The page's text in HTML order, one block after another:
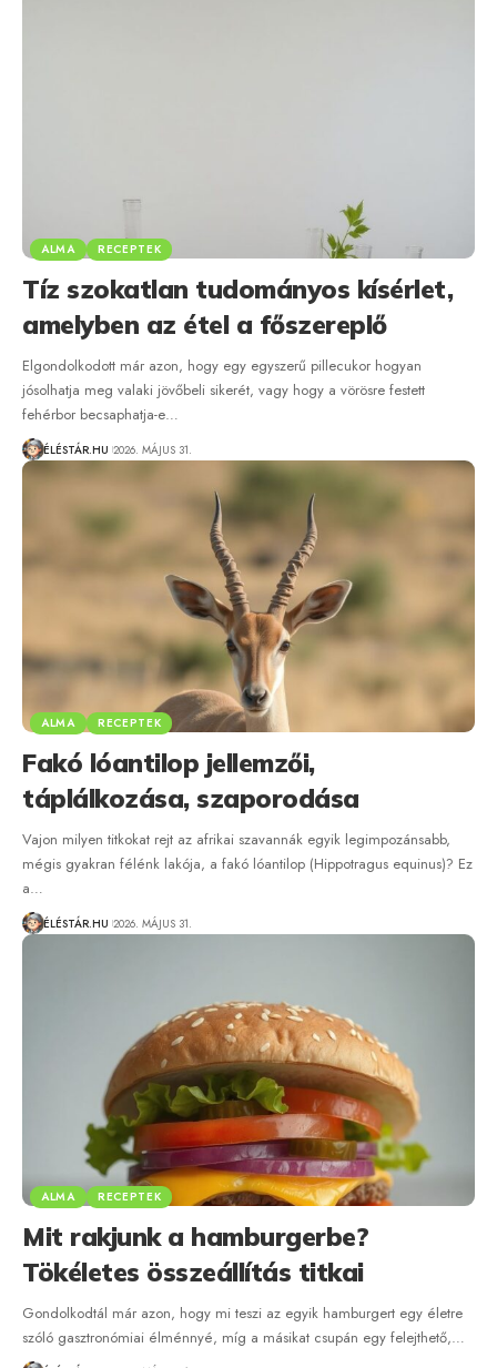
ALMA RECEPTEK
Tíz szokatlan tudományos kísérlet,
amelyben az étel a főszereplő
Elgondolkodott már azon, hogy egy egyszerű pillecukor hogyan
jósolhatja meg valaki jövőbeli sikerét, vagy hogy a vörösre festett
fehérbor becsaphatja-e…
ÉLÉSTÁR.HU 2026. MÁJUS 31.
ALMA RECEPTEK
Fakó lóantilop jellemzői,
táplálkozása, szaporodása
Vajon milyen titkokat rejt az afrikai szavannák egyik legimpozánsabb,
mégis gyakran félénk lakója, a fakó lóantilop (Hippotragus equinus)? Ez
a…
ÉLÉSTÁR.HU 2026. MÁJUS 31.
ALMA RECEPTEK
Mit rakjunk a hamburgerbe?
Tökéletes összeállítás titkai
Gondolkodtál már azon, hogy mi teszi az egyik hamburgert egy életre
szóló gasztronómiai élménnyé, míg a másikat csupán egy felejthető,…